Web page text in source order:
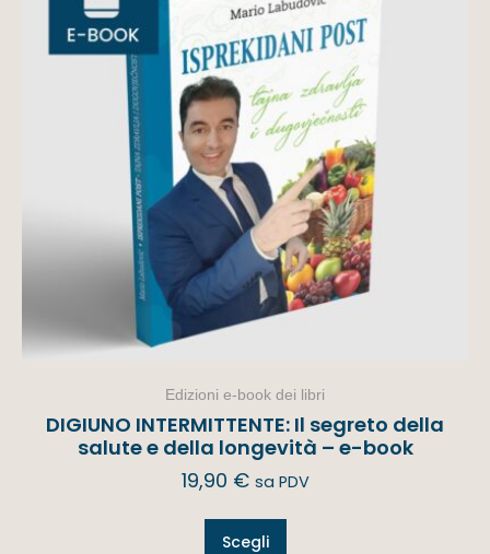
Edizioni e-book dei libri
DIGIUNO INTERMITTENTE: Il segreto della
salute e della longevità – e-book
19,90 € sa PDV
Scegli